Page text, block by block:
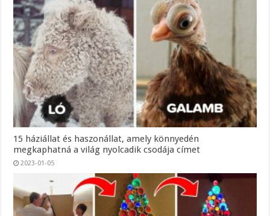
15 háziállat és haszonállat, amely könnyedén
megkaphatná a világ nyolcadik csodája címet
2023-01-05